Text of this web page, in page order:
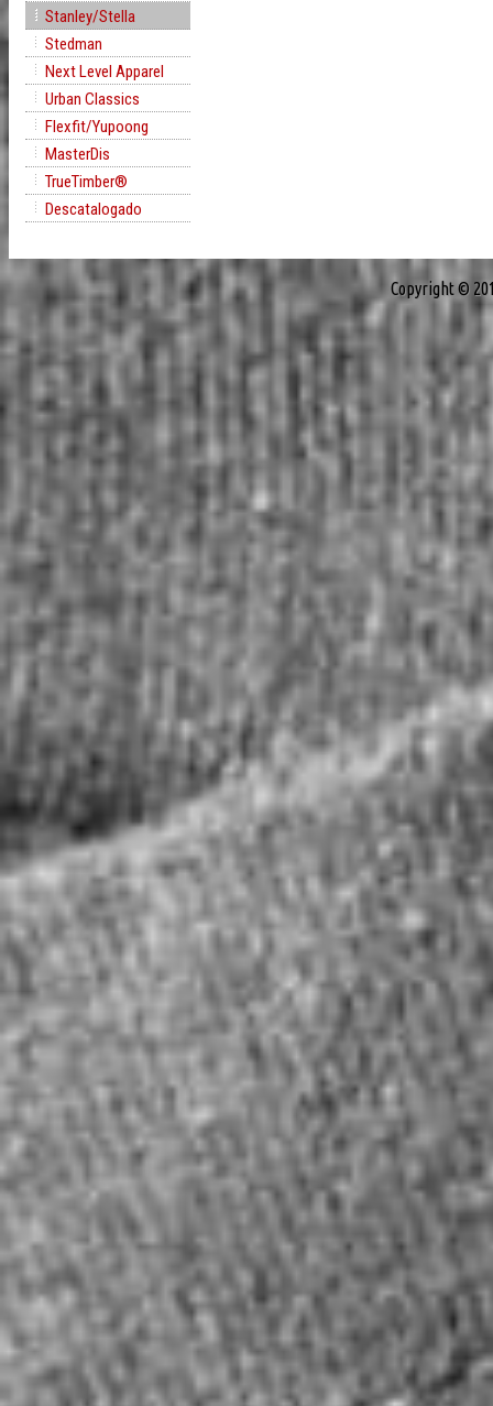
Stanley/Stella
Stedman
Next Level Apparel
Urban Classics
Flexfit/Yupoong
MasterDis
TrueTimber®
Descatalogado
Copyright ©